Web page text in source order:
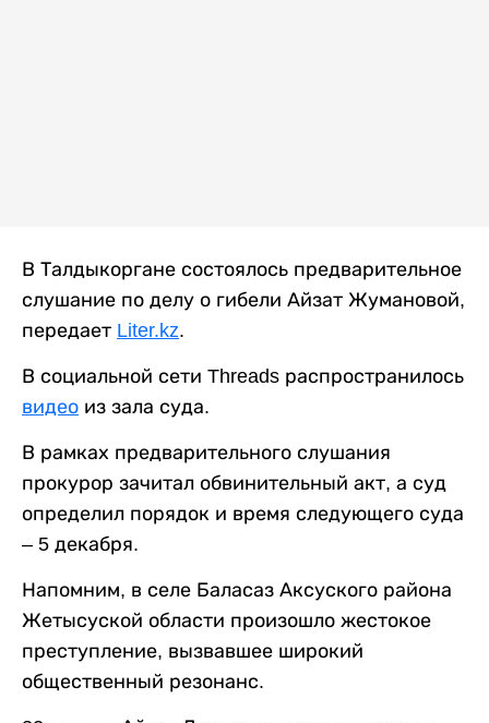
В Талдыкоргане состоялось предварительное
слушание по делу о гибели Айзат Жумановой,
передает Liter.kz.
В социальной сети Threads распространилось
видео из зала суда.
В рамках предварительного слушания
прокурор зачитал обвинительный акт, а суд
определил порядок и время следующего суда
– 5 декабря.
Напомним, в селе Баласаз Аксуского района
Жетысуской области произошло жестокое
преступление, вызвавшее широкий
общественный резонанс.